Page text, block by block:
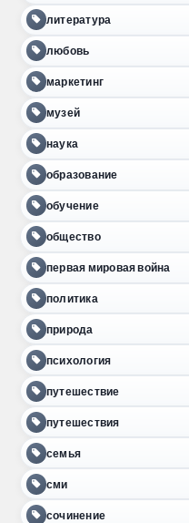
литература
любовь
маркетинг
музей
наука
образование
обучение
общество
первая мировая война
политика
природа
психология
путешествие
путешествия
семья
сми
сочинение